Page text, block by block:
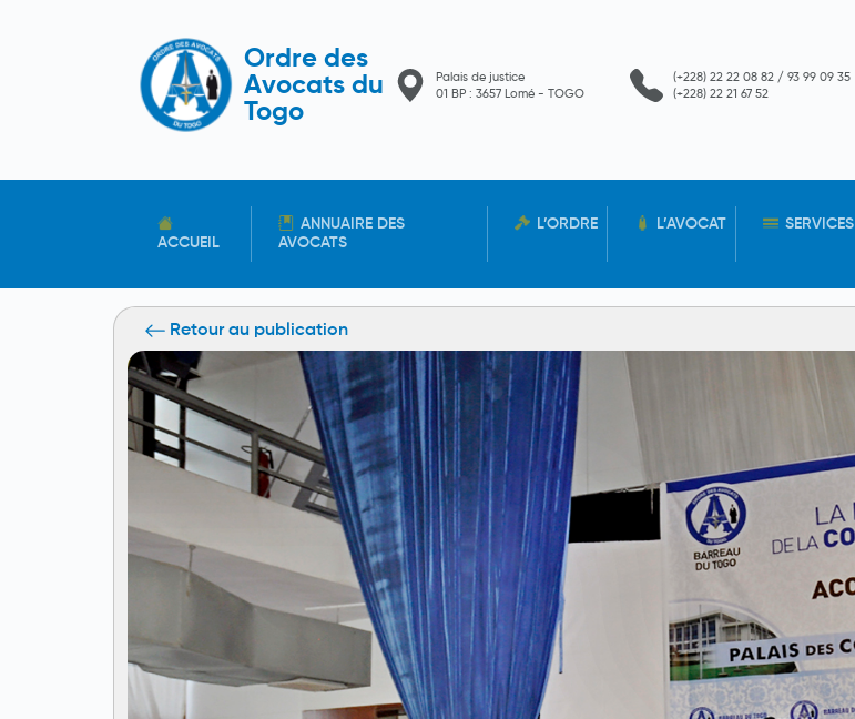
Ordre des
Avocats du
Togo
Palais de justice
01 BP : 3657 Lomé - TOGO
(+228) 22 22 08 82 / 93 99 09 35
(+228) 22 21 67 52
ACCUEIL
ANNUAIRE DES
AVOCATS
L’ORDRE L’AVOCAT
SERVICES
Retour au publication